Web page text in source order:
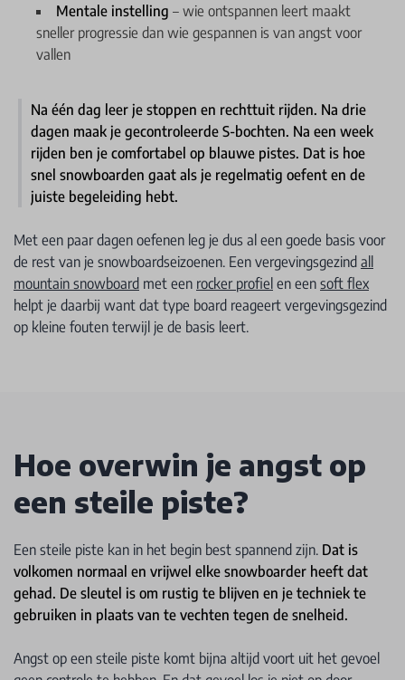
Mentale instelling – wie ontspannen leert maakt
sneller progressie dan wie gespannen is van angst voor
vallen
Na één dag leer je stoppen en rechttuit rijden. Na drie
dagen maak je gecontroleerde S-bochten. Na een week
rijden ben je comfortabel op blauwe pistes. Dat is hoe
snel snowboarden gaat als je regelmatig oefent en de
juiste begeleiding hebt.
Met een paar dagen oefenen leg je dus al een goede basis voor
de rest van je snowboardseizoenen. Een vergevingsgezind all
mountain snowboard met een rocker profiel en een soft flex
helpt je daarbij want dat type board reageert vergevingsgezind
op kleine fouten terwijl je de basis leert.
Hoe overwin je angst op
een steile piste?
Een steile piste kan in het begin best spannend zijn. Dat is
volkomen normaal en vrijwel elke snowboarder heeft dat
gehad. De sleutel is om rustig te blijven en je techniek te
gebruiken in plaats van te vechten tegen de snelheid.
Angst op een steile piste komt bijna altijd voort uit het gevoel